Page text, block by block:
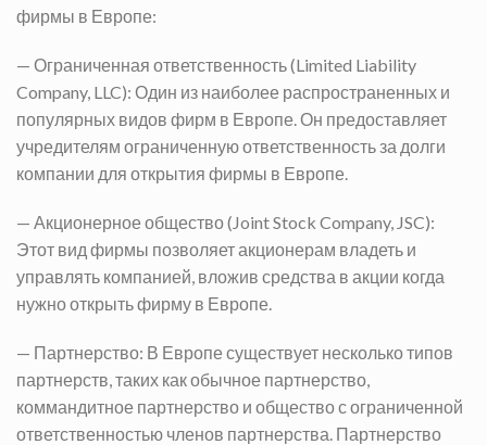
фирмы в Европе:
— Ограниченная ответственность (Limited Liability
Company, LLC): Один из наиболее распространенных и
популярных видов фирм в Европе. Он предоставляет
учредителям ограниченную ответственность за долги
компании для открытия фирмы в Европе.
— Акционерное общество (Joint Stock Company, JSC):
Этот вид фирмы позволяет акционерам владеть и
управлять компанией, вложив средства в акции когда
нужно открыть фирму в Европе.
— Партнерство: В Европе существует несколько типов
партнерств, таких как обычное партнерство,
коммандитное партнерство и общество с ограниченной
ответственностью членов партнерства. Партнерство